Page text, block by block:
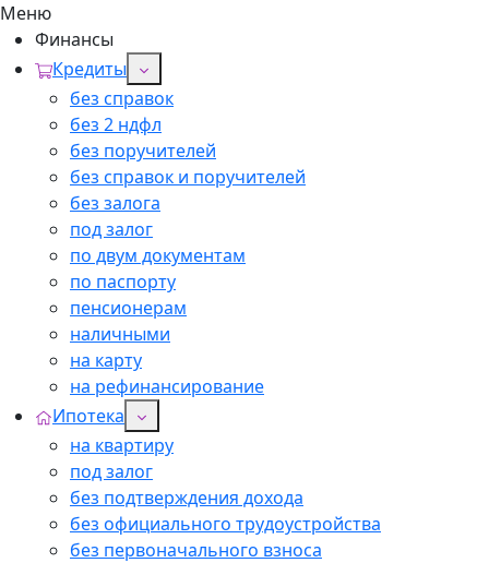
Меню
Финансы
Кредиты
без справок
без 2 ндфл
без поручителей
без справок и поручителей
без залога
под залог
по двум документам
по паспорту
пенсионерам
наличными
на карту
на рефинансирование
Ипотека
на квартиру
под залог
без подтверждения дохода
без официального трудоустройства
без первоначального взноса